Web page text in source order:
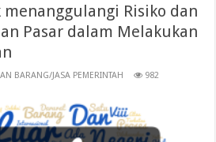
Risiko dan
Pasar dalam Melakukan
BARANG/JASA PEMERINTAH 982